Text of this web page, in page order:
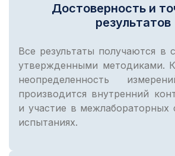
Достоверность и
результатов
Все результаты получаются в
утвержденными методиками.
неопределенность
производится внутренний
и участие в межлабораторных
испытаниях.